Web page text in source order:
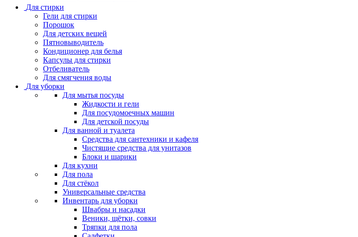
Для стирки
Гели для стирки
Порошок
Для детских вещей
Пятновыводитель
Кондиционер для белья
Капсулы для стирки
Отбеливатель
Для смягчения воды
Для уборки
Для мытья посуды
Жидкости и гели
Для посудомоечных машин
Для детской посуды
Для ванной и туалета
Средства для сантехники и кафеля
Чистящие средства для унитазов
Блоки и шарики
Для кухни
Для пола
Для стёкол
Универсальные средства
Инвентарь для уборки
Швабры и насадки
Веники, щётки, совки
Тряпки для пола